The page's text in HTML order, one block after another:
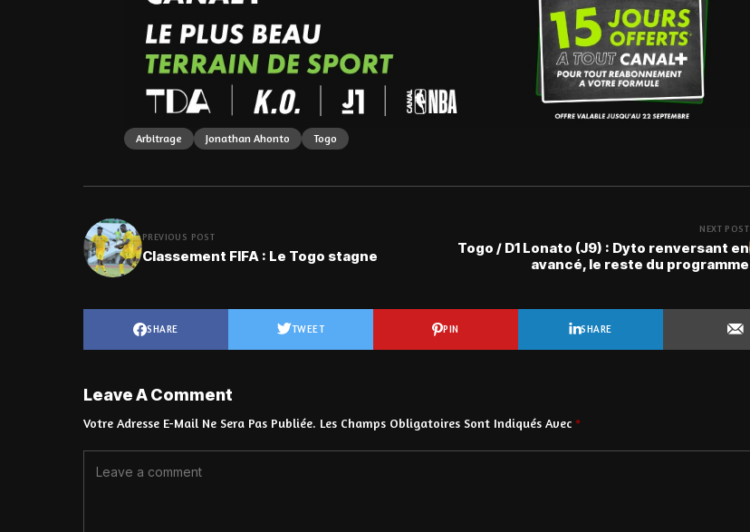
Arbitrage Jonathan Ahonto Togo
PREVIOUS POST
Classement FIFA : Le Togo stagne
NEXT POST
Togo / D1 Lonato (J9) : Dyto renversant en
avancé, le reste du programme
SHARE TWEET PIN SHARE
Leave A Comment
Votre Adresse E-Mail Ne Sera Pas Publiée. Les Champs Obligatoires Sont Indiqués Avec *